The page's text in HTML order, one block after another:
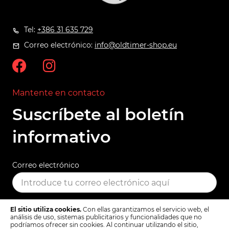
Tel: +386 31 635 729
Correo electrónico: info@oldtimer-shop.eu
Mantente en contacto
Suscríbete al boletín
informativo
Correo electrónico
SUSCRIBIR
El sitio utiliza cookies. Con ellas garantizamos el servicio web, el
análisis de uso, sistemas publicitarios y funcionalidades que no
podríamos ofrecer sin cookies. Al continuar utilizando el sitio,